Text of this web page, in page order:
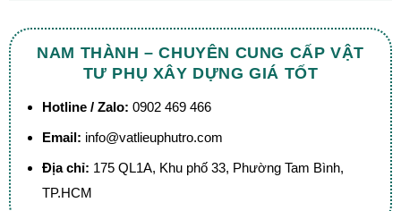
NAM THÀNH – CHUYÊN CUNG CẤP VẬT
TƯ PHỤ XÂY DỰNG GIÁ TỐT
Hotline / Zalo: 0902 469 466
Email: info@vatlieuphutro.com
Địa chỉ: 175 QL1A, Khu phố 33, Phường Tam Bình,
TP.HCM